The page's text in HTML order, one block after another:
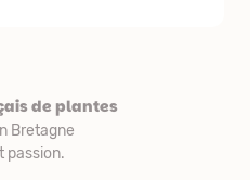
de plantes
Bretagne
passion.